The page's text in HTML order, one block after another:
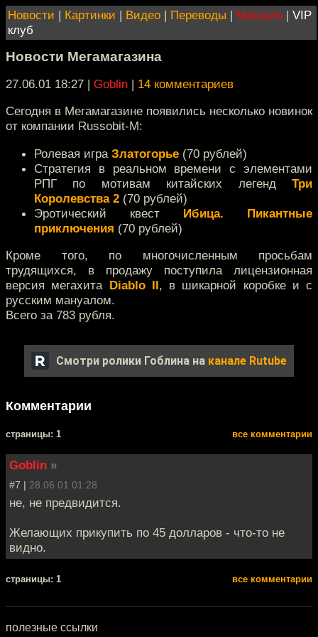
Новости | Картинки | Видео | Переводы | Магазин | VIP
клуб
Новости Мегамагазина
27.06.01 18:27 | Goblin | 14 комментариев
Сегодня в Мегамагазине появились несколько новинок
от компании Russobit-M:
Ролевая игра Златогорье (70 рублей)
Стратегия в реальном времени с элементами
РПГ по мотивам китайских легенд Три
Королевства 2 (70 рублей)
Эротический квест Ибица. Пикантные
приключения (70 рублей)
Кроме того, по многочисленным просьбам
трудящихся, в продажу поступила лицензионная
версия мегахита Diablo II, в шикарной коробке и с
русским мануалом.
Всего за 783 рубля.
Смотри ролики Гоблина на канале Rutube
Комментарии
cтраницы: 1 все комментарии
Goblin »
#7 | 28.06.01 01:28
не, не предвидится.
Желающих прикупить по 45 долларов - что-то не
видно.
cтраницы: 1 все комментарии
полезные ссылки